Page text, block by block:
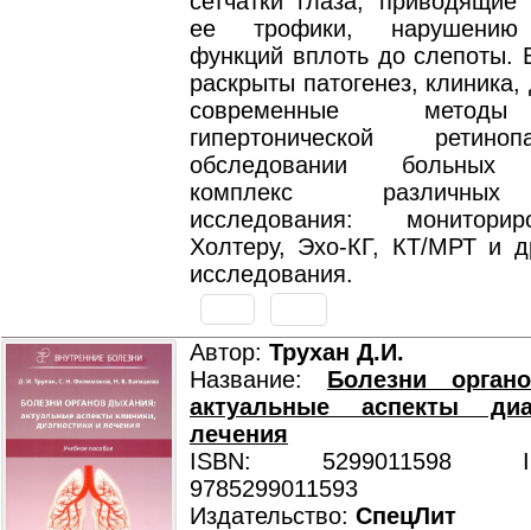
ее трофики, нарушению
функций вплоть до слепоты.
раскрыты патогенез, клиника,
современные
гипертонической
обследовании больных
комплекс
исследования:
Холтеру, Эхо-КГ, КТ/МРТ и
исследования.
Автор: Трухан Д.И.
Название: Болезни
актуальные аспекты
лечения
ISBN: 5299011598
9785299011593
Издательство: СпецЛит